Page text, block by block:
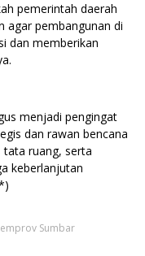
pemerintah daerah
agar pembangunan di
dan memberikan
menjadi pengingat
dan rawan bencana
tata ruang, serta
keberlanjutan
Sumbar